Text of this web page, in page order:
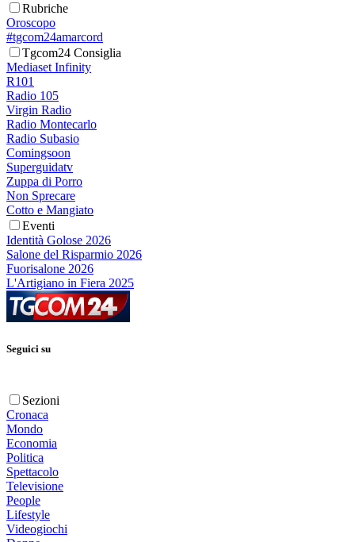
Rubriche
Oroscopo
#tgcom24amarcord
Tgcom24 Consiglia
Mediaset Infinity
R101
Radio 105
Virgin Radio
Radio Montecarlo
Radio Subasio
Comingsoon
Superguidatv
Zuppa di Porro
Non Sprecare
Cotto e Mangiato
Eventi
Identità Golose 2026
Salone del Risparmio 2026
Fuorisalone 2026
L'Artigiano in Fiera 2025
Seguici su
Sezioni
Cronaca
Mondo
Economia
Politica
Spettacolo
Televisione
People
Lifestyle
Videogiochi